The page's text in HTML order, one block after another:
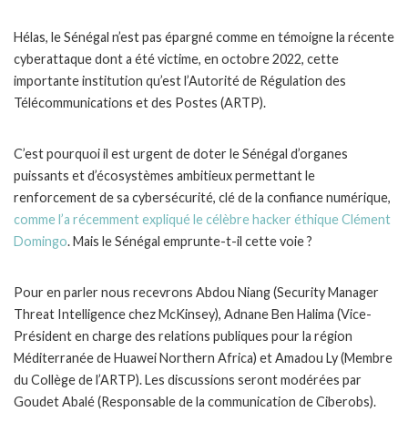
Hélas, le Sénégal n’est pas épargné comme en témoigne la récente
cyberattaque dont a été victime, en octobre 2022, cette
importante institution qu’est l’Autorité de Régulation des
Télécommunications et des Postes (ARTP).
C’est pourquoi il est urgent de doter le Sénégal d’organes
puissants et d’écosystèmes ambitieux permettant le
renforcement de sa cybersécurité, clé de la confiance numérique,
comme l’a récemment expliqué le célèbre hacker éthique Clément
Domingo. Mais le Sénégal emprunte-t-il cette voie ?
Pour en parler nous recevrons Abdou Niang (Security Manager
Threat Intelligence chez McKinsey), Adnane Ben Halima (Vice-
Président en charge des relations publiques pour la région
Méditerranée de Huawei Northern Africa) et Amadou Ly (Membre
du Collège de l’ARTP). Les discussions seront modérées par
Goudet Abalé (Responsable de la communication de Ciberobs).